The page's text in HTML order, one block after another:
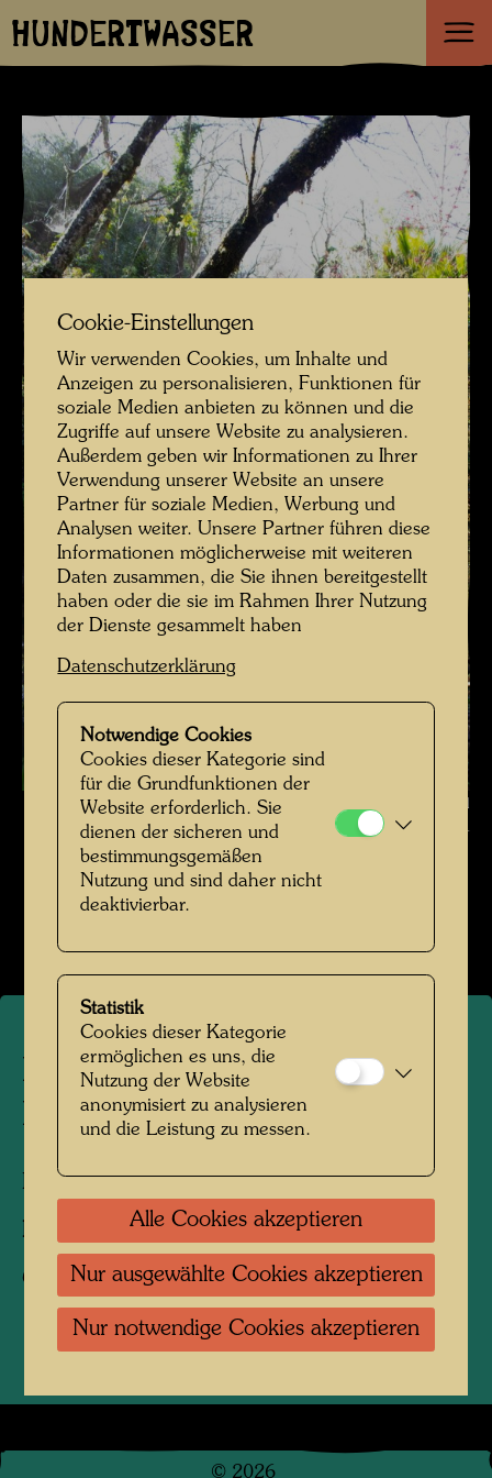
HUNDERTWASSER
Blick auf einen Kanal in Hundertwassers Kaurinui Tal , Fotograf: Richard
Smart © Richard Smart
Kaurinui Valley (Photo Richard Smart)
Blick auf einen Kanal in
Hundertwassers Kaurinui Tal
Kaurinui, Neuseeland, 2004
Fotograf: Richard Smart
Copyright:Richard Smart
© 2026
Cookie-Einstellungen
Wir verwenden Cookies, um Inhalte und
Anzeigen zu personalisieren, Funktionen für
soziale Medien anbieten zu können und die
Zugriffe auf unsere Website zu analysieren.
Außerdem geben wir Informationen zu Ihrer
Verwendung unserer Website an unsere
Partner für soziale Medien, Werbung und
Analysen weiter. Unsere Partner führen diese
Informationen möglicherweise mit weiteren
Daten zusammen, die Sie ihnen bereitgestellt
haben oder die sie im Rahmen Ihrer Nutzung
der Dienste gesammelt haben
Datenschutzerklärung
Notwendige Cookies
Cookies dieser Kategorie sind
für die Grundfunktionen der
Website erforderlich. Sie
dienen der sicheren und
bestimmungsgemäßen
Nutzung und sind daher nicht
deaktivierbar.
Statistik
Cookies dieser Kategorie
ermöglichen es uns, die
Nutzung der Website
anonymisiert zu analysieren
und die Leistung zu messen.
Alle Cookies akzeptieren
Nur ausgewählte Cookies akzeptieren
Nur notwendige Cookies akzeptieren